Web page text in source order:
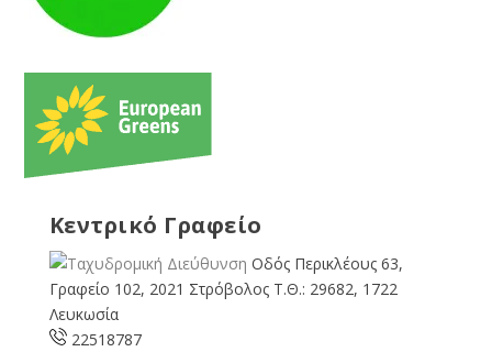
Κεντρικό Γραφείο
Οδός Περικλέους 63,
Γραφείο 102, 2021 Στρόβολος Τ.Θ.: 29682, 1722
Λευκωσία
22518787